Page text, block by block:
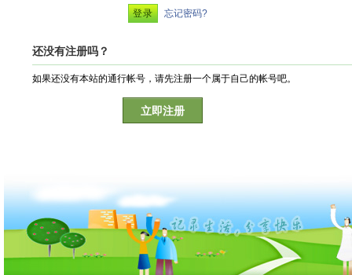
忘记密码?
还没有注册吗？
如果还没有本站的通行帐号，请先注册一个属于自己的帐号吧。
立即注册